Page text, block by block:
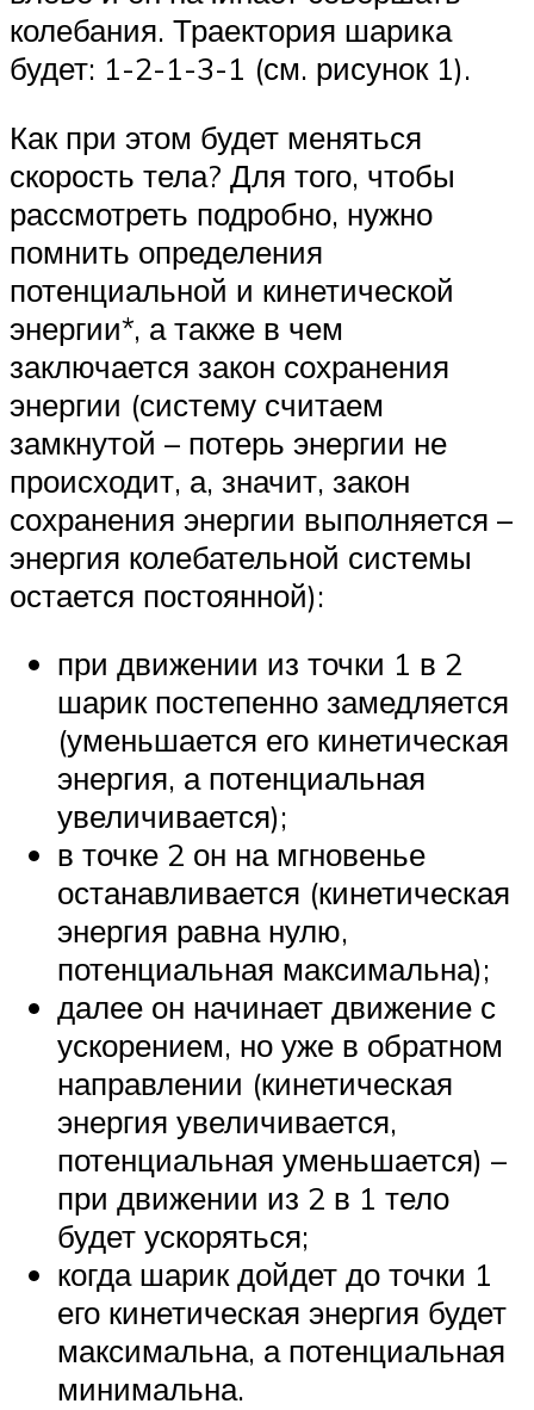
колебания. Траектория шарика
будет: 1-2-1-3-1 (см. рисунок 1).
Как при этом будет меняться
скорость тела? Для того, чтобы
рассмотреть подробно, нужно
помнить определения
потенциальной и кинетической
энергии*, а также в чем
заключается закон сохранения
энергии (систему считаем
замкнутой – потерь энергии не
происходит, а, значит, закон
сохранения энергии выполняется –
энергия колебательной системы
остается постоянной):
при движении из точки 1 в 2
шарик постепенно замедляется
(уменьшается его кинетическая
энергия, а потенциальная
увеличивается);
в точке 2 он на мгновенье
останавливается (кинетическая
энергия равна нулю,
потенциальная максимальна);
далее он начинает движение с
ускорением, но уже в обратном
направлении (кинетическая
энергия увеличивается,
потенциальная уменьшается) –
при движении из 2 в 1 тело
будет ускоряться;
когда шарик дойдет до точки 1
его кинетическая энергия будет
максимальна, а потенциальная
минимальна.